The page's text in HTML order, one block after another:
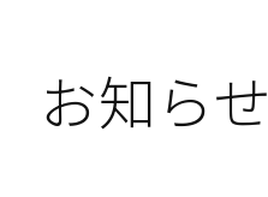
お知らせ